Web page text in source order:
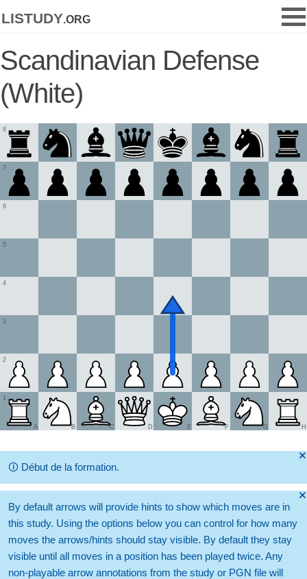
listudy.org
Scandinavian Defense
(White)
1
2
3
4
5
6
7
8
A B C D E F G H
🞫
🛈 Début de la formation.
🞫
By default arrows will provide hints to show which moves are in
this study. Using the options below you can control for how many
moves the arrows/hints should stay visible. By default they stay
visible until all moves in a position has been played twice. Any
non-playable arrow annotations from the study or PGN file will